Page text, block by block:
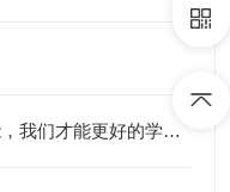
多多了解计划生育培训模型的功能，我们才能更好的学习相关知识